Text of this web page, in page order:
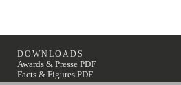
DOWNLOADS
Awards & Presse PDF
Facts & Figures PDF